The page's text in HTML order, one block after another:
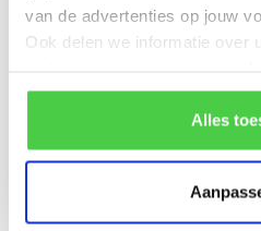
van de advertenties op jouw
Ook delen we informatie over
rekening mee dat als je
de correcte werking van de
Alles
Grußkarte 'BIG HUGS'
Mit Ihrer persönlichen
Nachricht versehen, macht
Geschenk ...
€2,50